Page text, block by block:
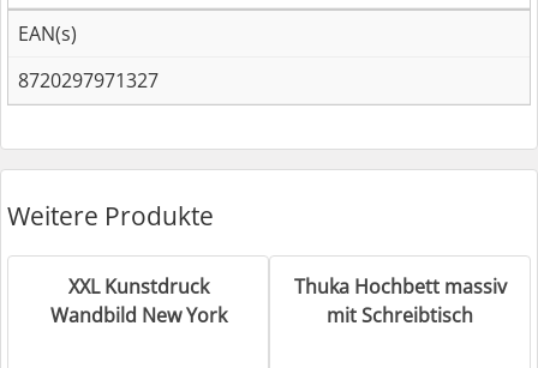
EAN(s)
8720297971327
Weitere Produkte
XXL Kunstdruck
Wandbild New York
Thuka Hochbett massiv
mit Schreibtisch